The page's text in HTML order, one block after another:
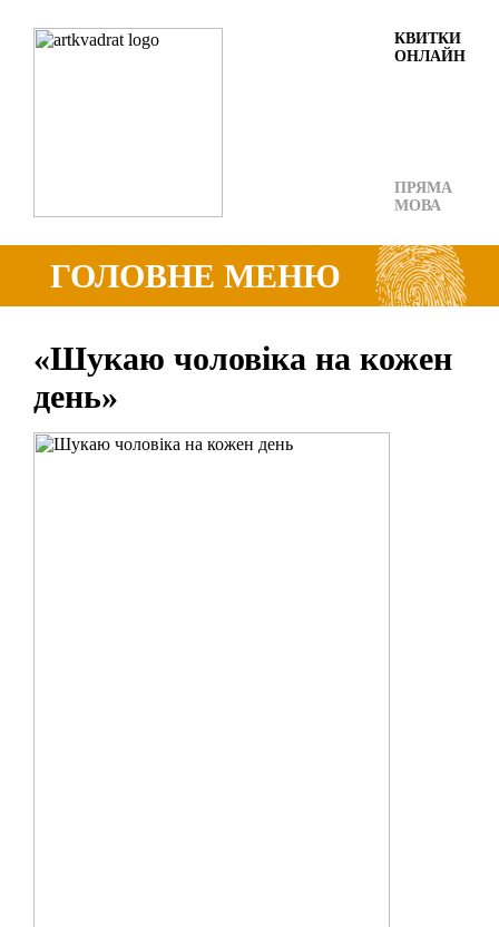
КВИТКИ
ОНЛАЙН
ПРЯМА
МОВА
ГОЛОВНЕ МЕНЮ
«Шукаю чоловіка на кожен
день»